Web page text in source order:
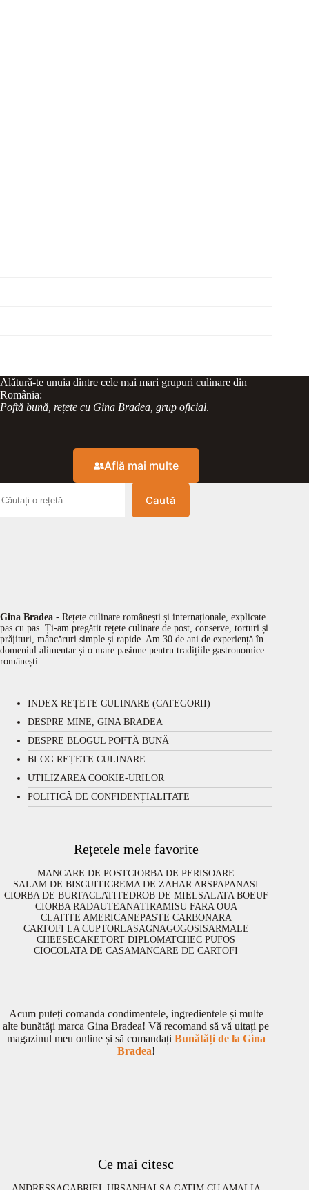
Alătură-te unuia dintre cele mai mari grupuri culinare din
România:
Poftă bună, rețete cu Gina Bradea, grup oficial.
Află mai multe
Caută
Gina Bradea - Rețete culinare românești și internaționale, explicate
pas cu pas. Ți-am pregătit rețete culinare de post, conserve, torturi și
prăjituri, mâncăruri simple și rapide. Am 30 de ani de experiență în
domeniul alimentar și o mare pasiune pentru tradițiile gastronomice
românești.
INDEX REȚETE CULINARE (CATEGORII)
DESPRE MINE, GINA BRADEA
DESPRE BLOGUL POFTĂ BUNĂ
BLOG REȚETE CULINARE
UTILIZAREA COOKIE-URILOR
POLITICĂ DE CONFIDENȚIALITATE
Rețetele mele favorite
MANCARE DE POSTCIORBA DE PERISOARE
SALAM DE BISCUITICREMA DE ZAHAR ARSPAPANASI
CIORBA DE BURTACLATITEDROB DE MIELSALATA BOEUF
CIORBA RADAUTEANATIRAMISU FARA OUA
CLATITE AMERICANEPASTE CARBONARA
CARTOFI LA CUPTORLASAGNAGOGOSISARMALE
CHEESECAKETORT DIPLOMATCHEC PUFOS
CIOCOLATA DE CASAMANCARE DE CARTOFI
Acum puteți comanda condimentele, ingredientele și multe
alte bunătăți marca Gina Bradea! Vă recomand să vă uitați pe
magazinul meu online și să comandați Bunătăți de la Gina
Bradea!
Ce mai citesc